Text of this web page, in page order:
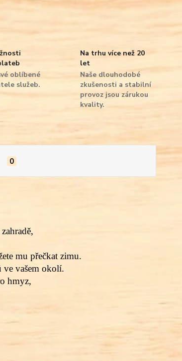
oblíbené
služeb.
Na trhu více než 20
let
Naše dlouhodobé
zkušenosti a stabilní
provoz jsou zárukou
kvality.
0
mu přečkat zimu.
ve vašem okolí.
hmyz,